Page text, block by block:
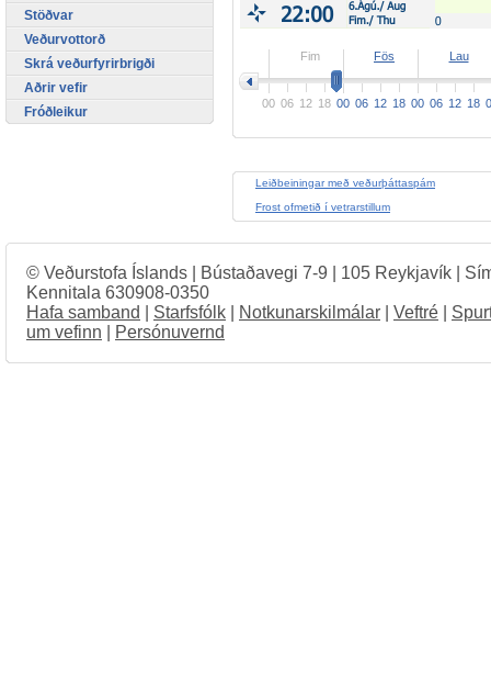
Fim
00 06 12 18
Fös
00 06 12 18
Lau
00 06 12 18
Leiðbeiningar með veðurþáttaspám
Frost ofmetið í vetrarstillum
Stöðvar
Veðurvottorð
Skrá veðurfyrirbrigði
Aðrir vefir
Fróðleikur
© Veðurstofa Íslands | Bústaðavegi 7-9 | 105 Reykjavík |
Kennitala 630908-0350
Hafa samband
Starfsfólk Notkunarskilmálar Veftré
um vefinn
Persónuvernd